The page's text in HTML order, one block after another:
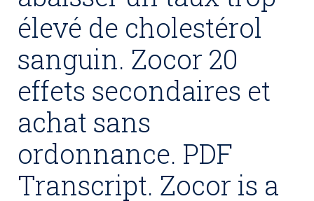
élevé de cholestérol
sanguin. Zocor 20
effets secondaires et
achat sans
ordonnance. PDF
Transcript. Zocor is a